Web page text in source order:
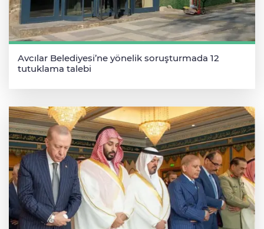
Avcılar Belediyesi’ne yönelik soruşturmada 12
tutuklama talebi